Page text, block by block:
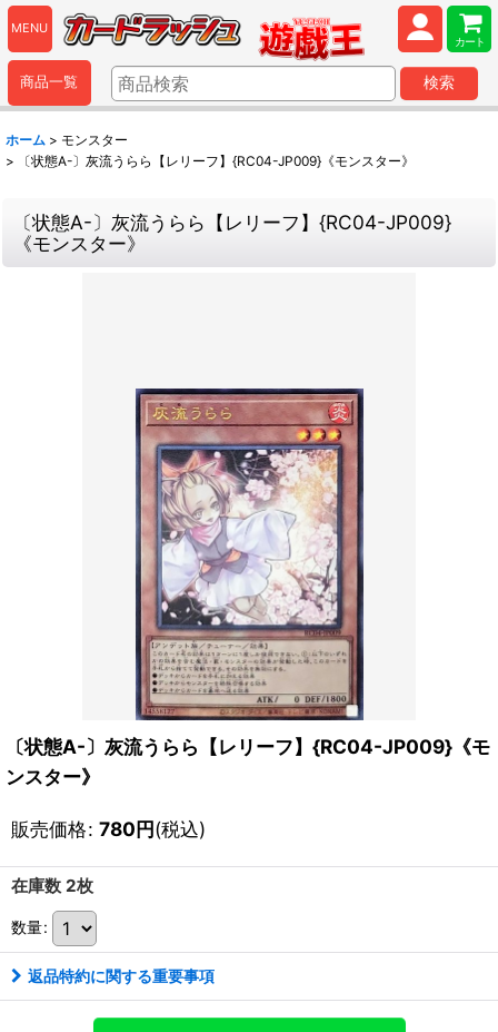
MENU
カート
商品一覧 検索
ホーム > モンスター
>
〔状態A-〕灰流うらら【レリーフ】{RC04-JP009}《モンスター》
〔状態A-〕灰流うらら【レリーフ】{RC04-JP009}
《モンスター》
〔状態A-〕灰流うらら【レリーフ】{RC04-JP009}《モ
ンスター》
販売価格: 780円(税込)
在庫数 2枚
数量:
返品特約に関する重要事項